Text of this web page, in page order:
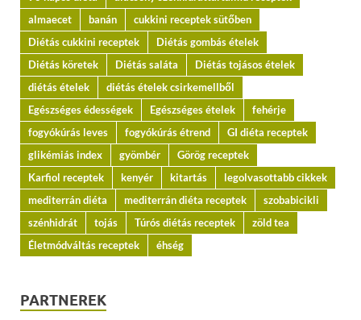
almaecet
banán
cukkini receptek sütőben
Diétás cukkini receptek
Diétás gombás ételek
Diétás köretek
Diétás saláta
Diétás tojásos ételek
diétás ételek
diétás ételek csirkemellből
Egészséges édességek
Egészséges ételek
fehérje
fogyókúrás leves
fogyókúrás étrend
GI diéta receptek
glikémiás index
gyömbér
Görög receptek
Karfiol receptek
kenyér kitartás
legolvasottabb cikkek
mediterrán diéta
mediterrán diéta receptek
szobabicikli
szénhidrát
tojás Túrós diétás receptek
zöld tea
Életmódváltás receptek
éhség
PARTNEREK